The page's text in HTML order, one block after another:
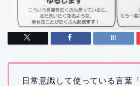
日常意識して使っている言葉